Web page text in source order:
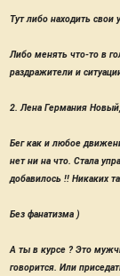
Тут либо находить
Либо менять что-то в
раздражители и
2. Лена Германия
Бег как и любое
нет ни на что. Стала
добавилось !! Никаких
Без фанатизма )
А ты в курсе ? Это
говорится. Или